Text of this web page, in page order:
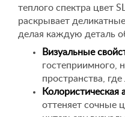
теплого спектра цвет
раскрывает
делая каждую деталь
Визуальные
гостеприимного,
пространства,
Колористическая
оттеняет сочные